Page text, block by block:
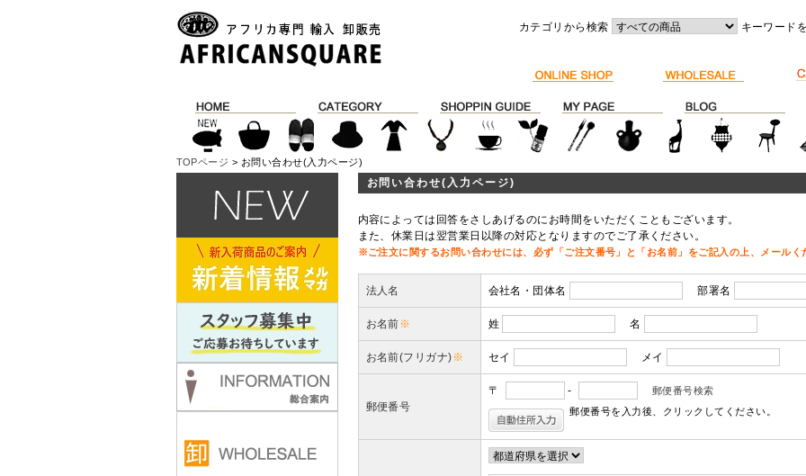
カテゴリから検索 キーワード
TOPページ > お問い合わせ(入力ページ)
お問い合わせ(入力ページ)
内容によっては回答をさしあげるのにお時間をいただくこともございます。
また、休業日は翌営業日以降の対応となりますのでご了承ください。
※ご注文に関するお問い合わせには、必ず「ご注文番号」と「お名前」をご記入の上、メール
法人名 会社名・団体名 部署名
お名前※ 姓 名
お名前(フリガナ)※ セイ メイ
郵便番号
〒 -
郵便番号検索
郵便番号を入力後、クリックしてください。